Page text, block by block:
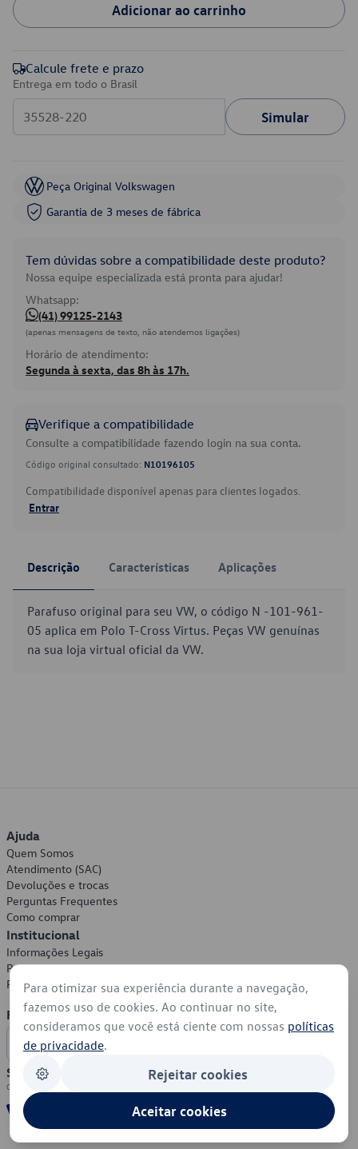
Adicionar ao carrinho
Calcule frete e prazo
Entrega em todo o Brasil
Simular
Peça Original Volkswagen
Garantia de 3 meses de fábrica
Tem dúvidas sobre a compatibilidade deste produto?
Nossa equipe especializada está pronta para ajudar!
Whatsapp:
(41) 99125-2143
(apenas mensagens de texto, não atendemos ligações)
Horário de atendimento:
Segunda à sexta, das 8h às 17h.
Verifique a compatibilidade
Consulte a compatibilidade fazendo login na sua conta.
Código original consultado: N10196105
Compatibilidade disponível apenas para clientes logados.
Entrar
Descrição Características Aplicações
Parafuso original para seu VW, o código N -101-961-
05 aplica em Polo T-Cross Virtus. Peças VW genuínas
na sua loja virtual oficial da VW.
Ajuda
Quem Somos
Atendimento (SAC)
Devoluções e trocas
Perguntas Frequentes
Como comprar
Institucional
Informações Legais
Política de Privacidade
Política de Cookies
Formas de Pagamento
Segurança
Para otimizar sua experiência durante a navegação,
fazemos uso de cookies. Ao continuar no site,
consideramos que você está ciente com nossas políticas
de privacidade.
Rejeitar cookies
Aceitar cookies